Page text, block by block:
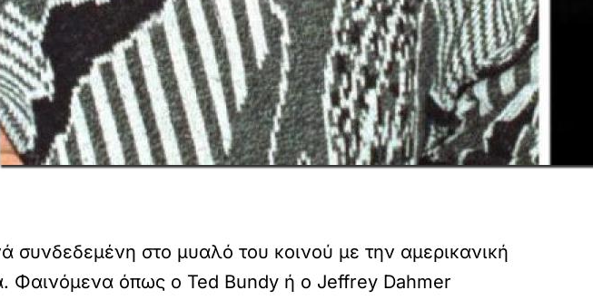
στο μυαλό του κοινού με την αμερικανική
Φαινόμενα όπως ο Ted Bundy ή ο Jeffrey Dahmer